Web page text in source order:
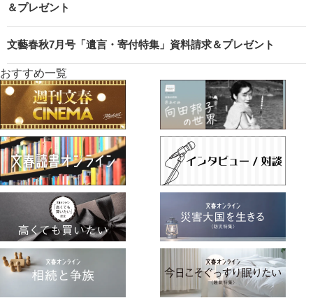
＆プレゼント
文藝春秋7月号「遺言・寄付特集」資料請求＆プレゼント
おすすめ一覧